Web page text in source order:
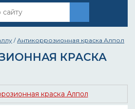
/Антикоррозионная краска Алпол
КРАСКА